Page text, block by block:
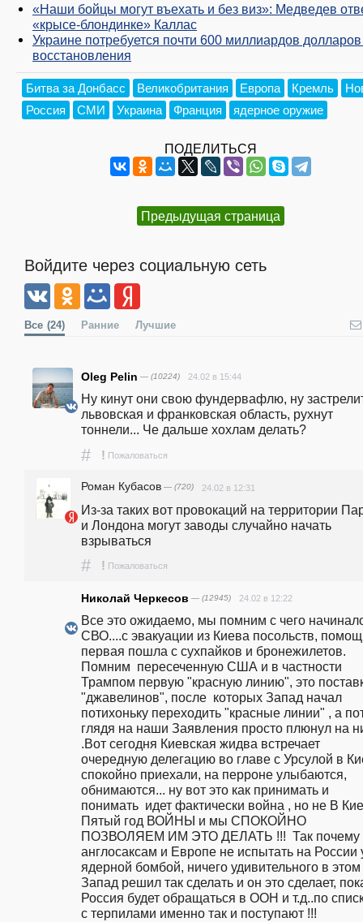
«Наши бойцы могут въехать и без виз»: Медведев
«крысе-блондинке» Каллас
Украине потребуется почти 600 миллиардов
восстановления
Битва за Донбасс Великобритания Европа Кремль
Россия
СМИ Украина Франция ядерное оружие
ПОДЕЛИТЬСЯ
Предыдущая страница
Войдите через социальную сеть
Все (24) Ранние Лучшие
Oleg Pelin — (10224) 24.02 в 15:44
Ну кинут они свою фундервафлю, ну
львовская и франковская область, рухнут
тоннели... Че дальше хохлам делать?
# ! Пожаловаться
Роман Кубасов — (720) 24.02 в 12:31
Из-за таких вот провокаций на территории
и Лондона могут заводы случайно начать
взрываться
# ! Пожаловаться
Николай Черкесов — (12945) 24.02 в 12:22
Все это ожидаемо, мы помним с чего
СВО....с эвакуации из Киева посольств,
первая пошла с сухпайков и бронежилетов.
Помним  пересеченную США и в частности
Трампом первую "красную линию", это
"джавелинов", после  которых Запад начал
потихоньку переходить "красные линии" , а
глядя на наши Заявления просто плюнул на
.Вот сегодня Киевская жидва встречает
очередную делегацию во главе с Урсулой в
спокойно приехали, на перроне улыбаются,
обнимаются... ну вот это как принимать и
понимать  идет фактически война , но не В
Пятый год ВОЙНЫ и мы СПОКОЙНО
ПОЗВОЛЯЕМ ИМ ЭТО ДЕЛАТЬ !!!  Так почему
англосаксам и Европе не испытать на России
ядерной бомбой, ничего удивительного в этом
Запад решил так сделать и он это сделает,
Россия будет обращаться в ООН и т.д..по
с терпилами именно так и поступают !!!